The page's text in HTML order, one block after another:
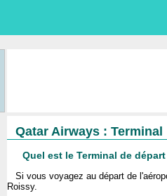
Qatar Airways :
Quel est le Terminal de
Si vous voyagez au départ de
Roissy.